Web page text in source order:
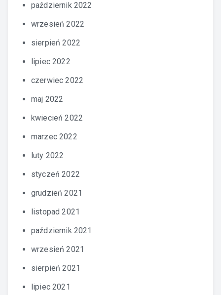
październik 2022
wrzesień 2022
sierpień 2022
lipiec 2022
czerwiec 2022
maj 2022
kwiecień 2022
marzec 2022
luty 2022
styczeń 2022
grudzień 2021
listopad 2021
październik 2021
wrzesień 2021
sierpień 2021
lipiec 2021